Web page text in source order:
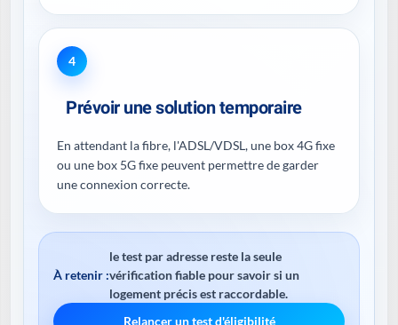
4
Prévoir une solution temporaire
En attendant la fibre, l'ADSL/VDSL, une box 4G fixe
ou une box 5G fixe peuvent permettre de garder
une connexion correcte.
À retenir :
le test par adresse reste la seule
vérification fiable pour savoir si un
logement précis est raccordable.
Relancer un test d'éligibilité